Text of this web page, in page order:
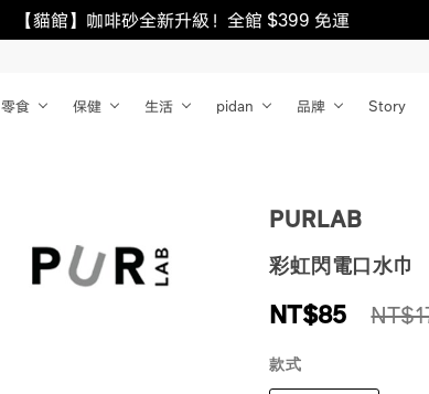
【貓館】咖啡砂全新升級！全館 $399 免運
零食 保健 生活 pidan 品牌 Story
PURLAB
彩虹閃電口水巾
NT$85
款式